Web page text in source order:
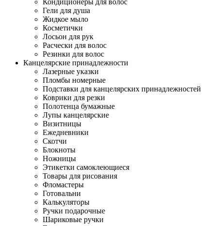
Кондиционеры для волос
Гели для душа
Жидкое мыло
Косметички
Лосьон для рук
Расчески для волос
Резинки для волос
Канцелярские принадлежности
Лазерные указки
Пломбы номерные
Подставки для канцелярских принадлежностей
Коврики для резки
Полотенца бумажные
Лупы канцелярские
Визитницы
Ежедневники
Скотчи
Блокноты
Ножницы
Этикетки самоклеющиеся
Товары для рисования
Фломастеры
Готовальни
Калькуляторы
Ручки подарочные
Шариковые ручки